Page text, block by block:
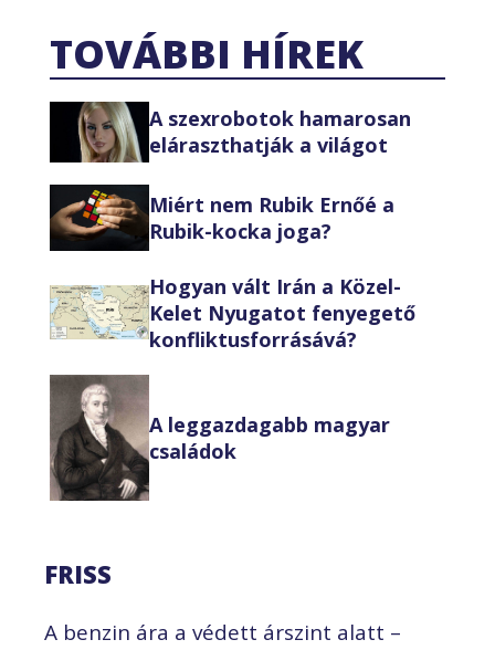
TOVÁBBI HÍREK
A szexrobotok hamarosan
eláraszthatják a világot
Miért nem Rubik Ernőé a
Rubik-kocka joga?
Hogyan vált Irán a Közel-
Kelet Nyugatot fenyegető
konfliktusforrásává?
A leggazdagabb magyar
családok
FRISS
A benzin ára a védett árszint alatt –